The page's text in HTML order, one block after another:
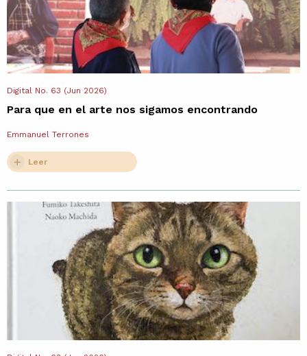
Digital No. 63 (Jun 2026)
Para que en el arte nos sigamos encontrando
Emmanuel Terrones
Leer